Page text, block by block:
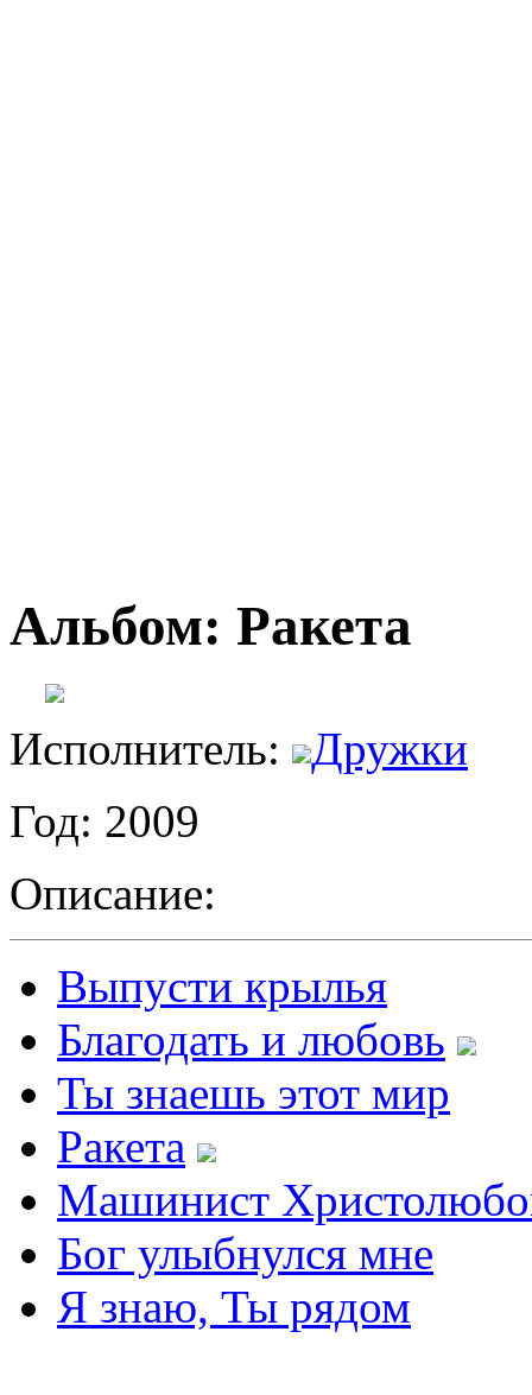
Альбом: Ракета
Исполнитель:
Дружки
Год: 2009
Описание:
Выпусти крылья
Благодать и любовь
Ты знаешь этот мир
Ракета
Машинист
Бог улыбнулся мне
Я знаю, Ты рядом